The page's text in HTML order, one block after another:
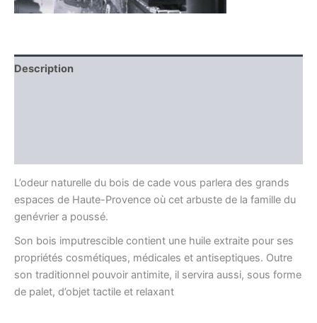
Description
L’odeur naturelle du bois de cade vous parlera des grands
espaces de Haute-Provence où cet arbuste de la famille du
genévrier a poussé.
Son bois imputrescible contient une huile extraite pour ses
propriétés cosmétiques, médicales et antiseptiques. Outre
son traditionnel pouvoir antimite, il servira aussi, sous forme
de palet, d’objet tactile et relaxant